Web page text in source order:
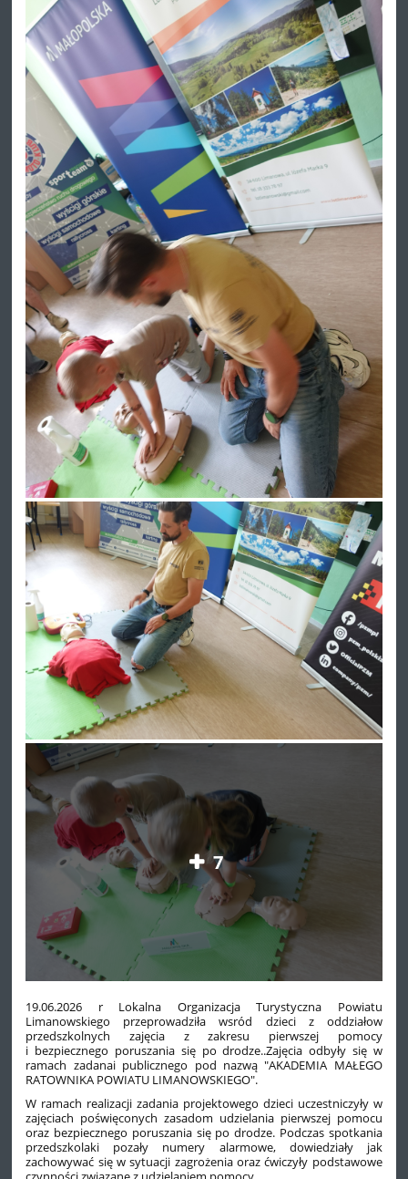
7
19.06.2026 r Lokalna Organizacja Turystyczna Powiatu
Limanowskiego przeprowadziła wsród dzieci z oddziałow
przedszkolnych zajęcia z zakresu pierwszej pomocy
i bezpiecznego poruszania się po drodze..Zajęcia odbyły się w
ramach zadanai publicznego pod nazwą "AKADEMIA MAŁEGO
RATOWNIKA POWIATU LIMANOWSKIEGO".
W ramach realizacji zadania projektowego dzieci uczestniczyły w
zajęciach poświęconych zasadom udzielania pierwszej pomocu
oraz bezpiecznego poruszania się po drodze. Podczas spotkania
przedszkolaki pozały numery alarmowe, dowiedziały jak
zachowywać się w sytuacji zagrożenia oraz ćwiczyły podstawowe